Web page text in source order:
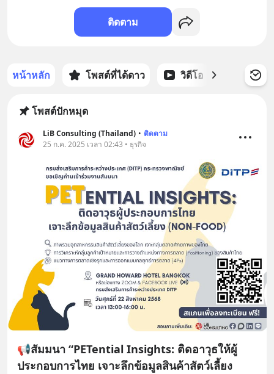
ติดตาม
หน้าหลัก โพสต์ที่ได้ดาว วิดีโอ พอดแ
โพสต์ปักหมุด
LiB Consulting (Thailand) • ติดตาม
25 ก.ค. 2025 เวลา 02:43 • ธุรกิจ
📢สัมมนา “PETential Insights: ติดอาวุธให้ผู้
ประกอบการไทย เจาะลึกข้อมูลสินค้าสัตว์เลี้ยง